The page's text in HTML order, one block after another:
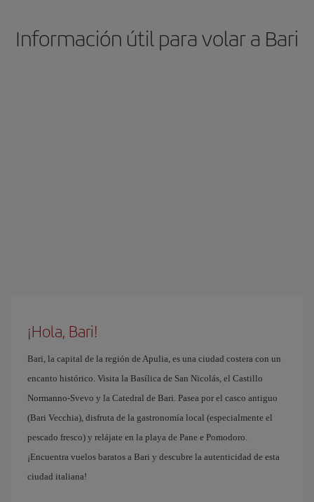
Información útil para volar a Bari
¡Hola, Bari!
Bari, la capital de la región de Apulia, es una ciudad costera con un
encanto histórico. Visita la Basílica de San Nicolás, el Castillo
Normanno-Svevo y la Catedral de Bari. Pasea por el casco antiguo
(Bari Vecchia), disfruta de la gastronomía local (especialmente el
pescado fresco) y relájate en la playa de Pane e Pomodoro.
¡Encuentra vuelos baratos a Bari y descubre la autenticidad de esta
ciudad italiana!